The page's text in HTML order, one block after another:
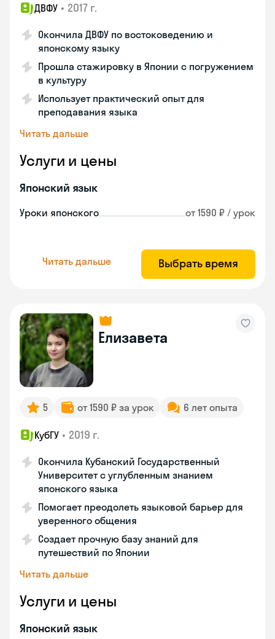
ДВФУ • 2017 г.
Окончила ДВФУ по востоковедению и
японскому языку
Прошла стажировку в Японии с погружением
в культуру
Использует практический опыт для
преподавания языка
Читать дальше
Услуги и цены
Японский язык
Уроки японского от 1590 ₽ / урок
Читать дальше Выбрать время
Елизавета
5 от 1590 ₽ за урок 6 лет опыта
КубГУ • 2019 г.
Окончила Кубанский Государственный
Университет с углубленным знанием
японского языка
Помогает преодолеть языковой барьер для
уверенного общения
Создает прочную базу знаний для
путешествий по Японии
Читать дальше
Услуги и цены
Японский язык